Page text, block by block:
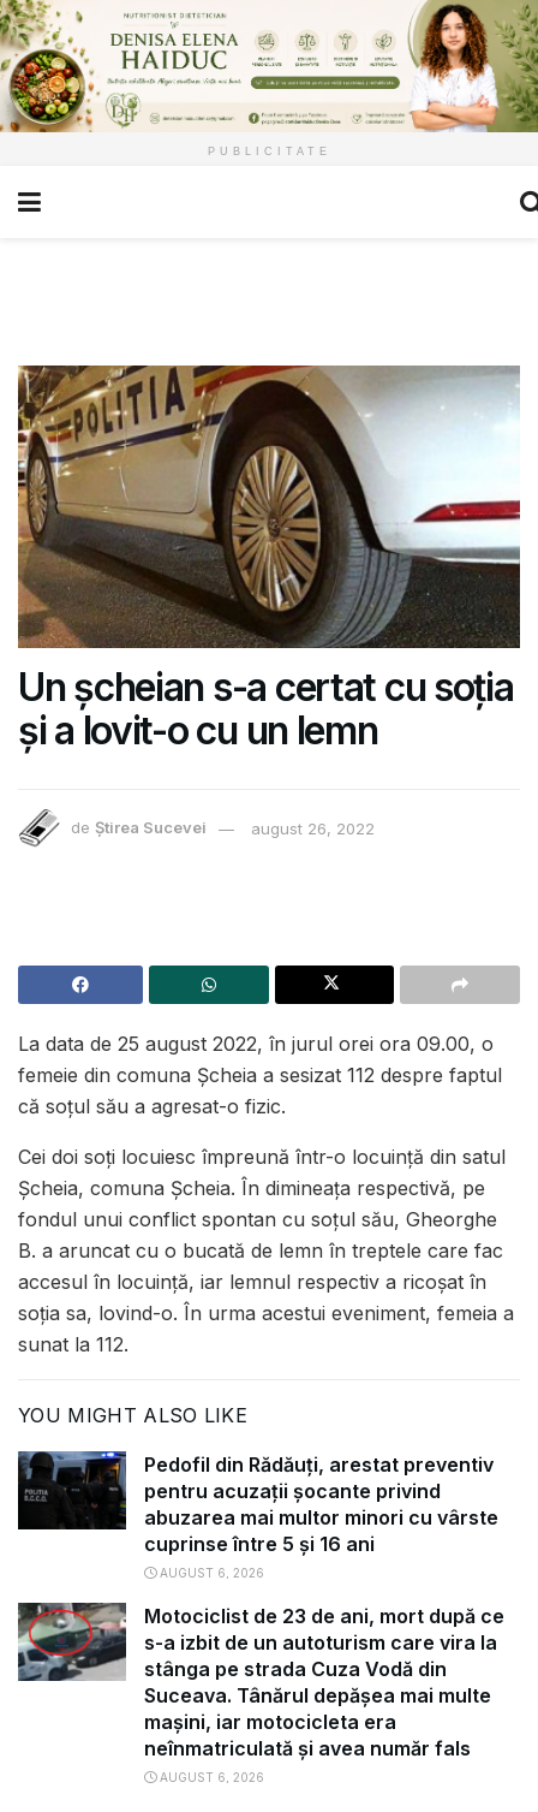
PUBLICITATE
Un șcheian s-a certat cu soția
și a lovit-o cu un lemn
de Știrea Sucevei august 26, 2022
La data de 25 august 2022, în jurul orei ora 09.00, o
femeie din comuna Șcheia a sesizat 112 despre faptul
că soțul său a agresat-o fizic.
Cei doi soți locuiesc împreună într-o locuință din satul
Șcheia, comuna Șcheia. În dimineața respectivă, pe
fondul unui conflict spontan cu soțul său, Gheorghe
B. a aruncat cu o bucată de lemn în treptele care fac
accesul în locuință, iar lemnul respectiv a ricoșat în
soția sa, lovind-o. În urma acestui eveniment, femeia a
sunat la 112.
YOU MIGHT ALSO LIKE
Pedofil din Rădăuți, arestat preventiv
pentru acuzații șocante privind
abuzarea mai multor minori cu vârste
cuprinse între 5 și 16 ani
AUGUST 6, 2026
Motociclist de 23 de ani, mort după ce
s-a izbit de un autoturism care vira la
stânga pe strada Cuza Vodă din
Suceava. Tânărul depășea mai multe
mașini, iar motocicleta era
neînmatriculată și avea număr fals
AUGUST 6, 2026